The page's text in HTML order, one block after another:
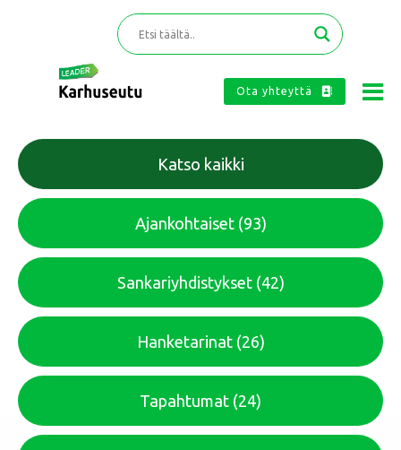
Ota yhteyttä
Katso kaikki
Ajankohtaiset (93)
Sankariyhdistykset (42)
Hanketarinat (26)
Tapahtumat (24)